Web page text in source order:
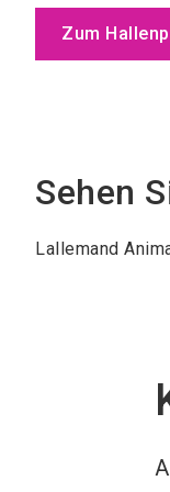
Zum
Sehen
Lallemand